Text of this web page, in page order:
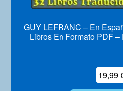
GUY LEFRANC – En
Libros En Formato PDF
19,99